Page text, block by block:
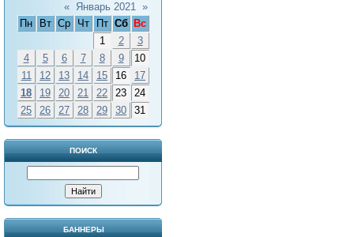
« Январь 2021 »
Пн
Вт Ср Чт Пт Сб
Вс
1
2
3
4
5 6 7 8 9
10
11
12 13 14 15 16
17
18
19 20 21 22 23
24
25
26 27 28 29 30 31
ПОИСК
БАННЕРЫ